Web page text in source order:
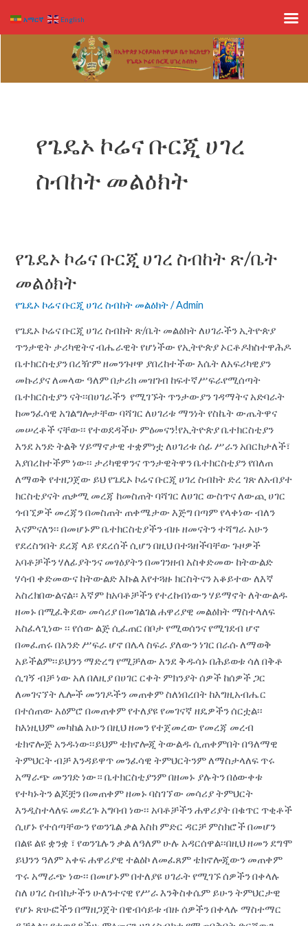
የጌዴኦ ኮሬና ቡርጂ ሀገረ
ስብከት መልዕክት
የጌዴኦ ኮሬና ቡርጂ ሀገረ ስብከት ጽ/ቤት
መልዕክት
የጌዴኦ ኮሬና ቡርጂ ሀገረ ስብከት መልዕክት/Admin
የጌዴኦ ኮሬና ቡርጂ ሀገረ ስብከት ጽ/ቤት መልዕክት ለሀገራችን ኢትዮጵያ
ጥንታዊት ታሪካዊትና ብሔራዊት የሆነችው የኢትዮጵያ ኦርቶዶክስተዋሕዶ
ቤተክርስቲያን በረዥም ዘመንጉዞዋ ያበረከተችው እሴት ለአፍሪካዊያን
መኩሪያና ለመላው ዓለም በታሪክ መዝገብ ከፍተኛሥፍራየሚሰጣት
ቤተክርስቲያን ናት፡፡በሀገራችን የሚገኙት ጥንታውያን ገዳማትና አድባራት
ከመንፈሳዊ አገልግሎታቸው ባሻገር ለሀገሪቱ ማንነት የስኬት ውጤትዋና
መሠረቶች ናቸው፡፡ የተወደዳችሁ ምዕመናን!የኢትዮጵያ ቤተክርስቲያን
እንደ አንድ ትልቅ ሃይማኖታዊ ተቋምነቷ ለሀገሪቱ ሰፊ ሥራን አበርክታለች፣
እያበረከተችም ነው፡፡ ታሪካዊዋንና ጥንታዊትዋን ቤተክርስቲያን የበለጠ
ለማወቅ የተዘጋጀው ይህ የጌዴኦ ኮሬና ቡርጂ ሀገረ ስብከት ድረ ገጽ ለአብያተ
ክርስቲያናት ጠቃሚ መረጃ ከመስጠት ባሻገር ለሀገር ውስጥና ለውጪ ሀገር
ጎብኚዎች መረጃን በመስጠት ጠቀሜታው እጅግ በጣም የላቀነው ብለን
እናምናለን፡፡ በመሆኑም ቤተክርስቲያችን ብዙ ዘመናትን ተሻግራ አሁን
የደረስንበት ደረጃ ላይ የደረሰች ሲሆን በዚህ በተጓዘችባቸው ጉዞዎች
አባቶቻችን ሃለፊያትንና መፃዕያትን በመገንዘብ አስቀድመው ከትውልድ
ሃሳብ ቀድመውና ከትውልድ እኩል እየተጓዙ ክርስትናን አቆይተው ለእኛ
አስረክበውልናል፡፡ እኛም ከአባቶቻችን የተረከብነውን ሃይማኖት ለትውልዱ
ዘመኑ በሚፈቅደው መሳሪያ በመገልገል ሐዋሪያዊ መልዕክት ማስተላለፍ
አስፈላጊነው ፡፡ የሰው ልጅ ሲፈጠር በቦታ የሚወሰንና የሚገደብ ሆኖ
በመፈጠሩ በአንድ ሥፍራ ሆኖ በሌላ ስፍራ ያለውን ነገር በራሱ ለማወቅ
አይችልም፡፡ይህንን ማድረግ የሚቻለው እንደ ቅዱሳኑ በሕይወቱ ሳለ በቅቶ
ሲገኝ ብቻ ነው አለ በለዚያ በሀገር ርቀት ምክንያት ሰዎች ከሰዎች ጋር
ለመገናኘት ሌሎች መንገዶችን መጠቀም ስለነበረበት ከእግዚአብሔር
በተሰጠው አዕምሮ በመጠቀም የተለያዩ የመገናኛ ዘዴዎችን ሰርቷል፡፡
ከእነዚህም መካከል አሁን በዚህ ዘመን የተጀመረው የመረጃ መረብ
ቴክኖሎጅ አንዱነው፡፡ይህም ቴክኖሎጂ ትውልዱ ሲጠቀምበት በዓለማዊ
ትምህርት ብቻ እንዳይዋጥ መንፈሳዊ ትምህርትንም ለማስታላለፍ ጥሩ
አማራጭ መንገድ ነው። ቤተክርስቲያንም በዘመኑ ያሉትን በዕውቀቱ
የተካኑትን ልጆቿን በመጠቀም ዘመኑ ባስገኘው መሳሪያ ትምህርት
እንዲስተላለፍ መደረጉ አግባብ ነው፡፡ አባቶቻችን ሐዋሪያት በቁጥር ጥቂቶች
ሲሆኑ የተሰጣቸውን የወንጌል ቃል እስከ ምድር ዳርቻ ምስክሮች በመሆን
በልዩ ልዩ ቋንቋ ፣ የወንጌሉን ቃል ለዓለም ሁሉ አዳርሰዋል፡፡በዚህ ዘመን ደግሞ
ይህንን ዓለም አቀፍ ሐዋሪያዊ ተልዕኮ ለመፈጸም ቴክኖሎጂውን መጠቀም
ጥሩ አማራጭ ነው፡፡ በመሆኑም በተለያዩ ሀገራት የሚገኙ ሰዎችን በቀላሉ
ስለ ሀገረ ስብከታችን ሁለንተናዊ የሥራ እንቅስቀሴም ይሁን ትምህርታዊ
የሆኑ ጽሁፎችን በማዘጋጀት በዌብሳይቱ ብዙ ሰዎችን በቀላሉ ማስተማር
የጌዴኦ
ቡርጂ
ሀገረ
ጽ/
ቤት
መልዕክት
አማርኛ English